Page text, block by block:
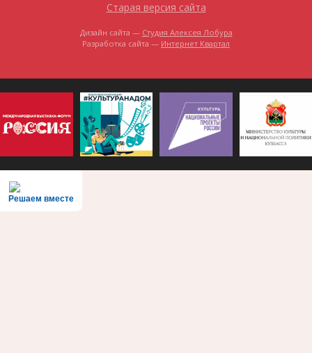
Старая версия сайта
Дизайн сайта — Студия Алексея Лобура
Разработка сайта — Интернет Квартал
Решаем вместе